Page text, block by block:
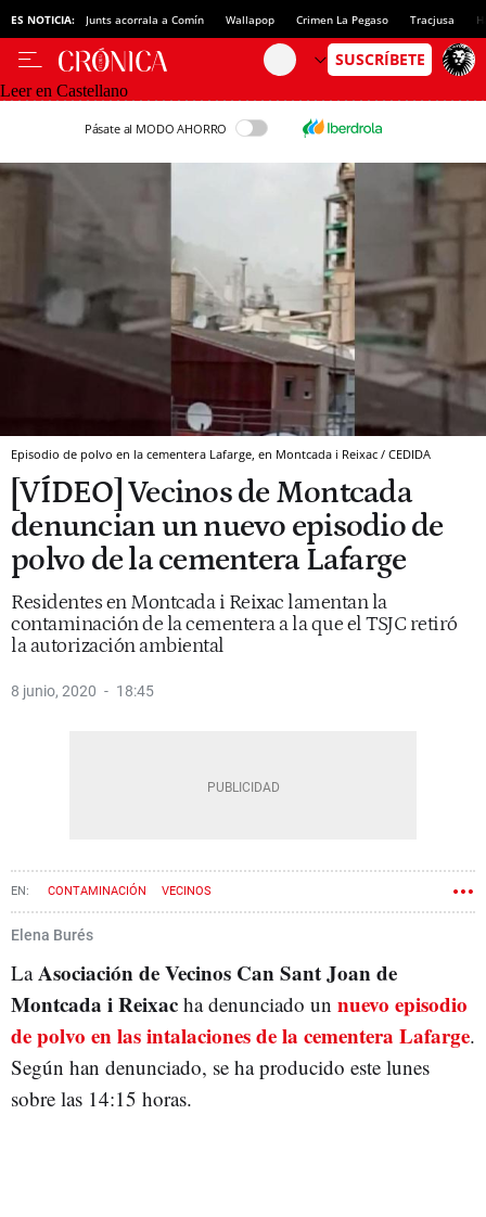
ES NOTICIA: Junts acorrala a Comín Wallapop Crimen La Pegaso Tracjusa
Leer en Castellano
Pásate al MODO AHORRO
Episodio de polvo en la cementera Lafarge, en Montcada i Reixac / CEDIDA
[VÍDEO] Vecinos de Montcada
denuncian un nuevo episodio de
polvo de la cementera Lafarge
Residentes en Montcada i Reixac lamentan la
contaminación de la cementera a la que el TSJC retiró
la autorización ambiental
8 junio, 2020 18:45
CONTAMINACIÓN VECINOS
Elena Burés
LaAsociación de Vecinos Can Sant Joan de
Montcada i Reixac ha denunciado un nuevo episodio
de polvo en las intalaciones de la cementera Lafarge.
Según han denunciado, se ha producido este lunes
sobre las 14:15 horas.